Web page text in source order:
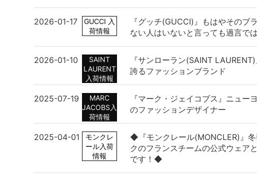
2026-01-17
GUCCI 入
荷情報
『グッチ(GUCCI)』もはやそのブ
ない人はいないと言っても過言で
2026-01-10
SAINT
LAURENT
入荷情報
『サンローラン(SAINT
誇るファッションブランド
2025-07-19
MARC
JACOBS入
荷情報
『マーク・ジェイコブス』ニュー
のファッションデザイナー
2025-04-01
モンクレ
ール入荷
情報
◆『モンクレール(MONCLER)』冬
クのフランスチームの公式ウェア
です！◆